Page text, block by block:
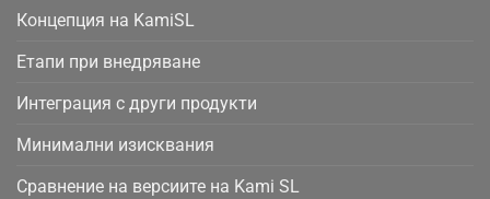
Концепция на KamiSL
Етапи при внедряване
Интеграция с други продукти
Минимални изисквания
Сравнение на версиите на Kami SL